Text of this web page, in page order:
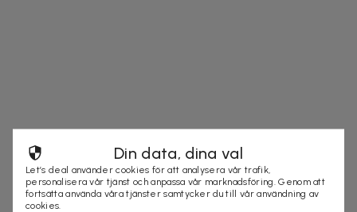
Din data, dina val
Let’s deal använder cookies för att analysera vår trafik,
personalisera vår tjänst och anpassa vår marknadsföring. Genom att
fortsätta använda våra tjänster samtycker du till vår användning av
cookies.